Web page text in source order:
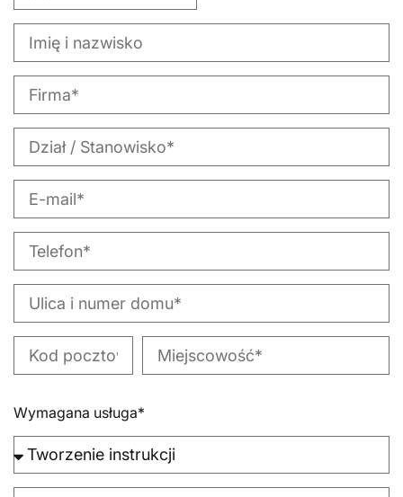
Wymagana usługa*